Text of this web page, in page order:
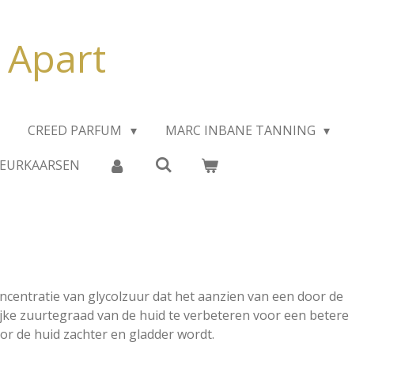
CREED PARFUM
MARC INBANE TANNING
van glycolzuur dat het aanzien van een door de
zuurtegraad van de huid te verbeteren voor een betere
de huid zachter en gladder wordt.